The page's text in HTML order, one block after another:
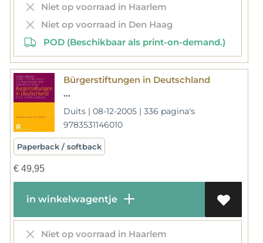
Niet op voorraad in Haarlem
Niet op voorraad in Den Haag
POD (Beschikbaar als print-on-demand.)
Bürgerstiftungen in Deutschland
...
Duits | 08-12-2005 | 336 pagina's
9783531146010
Paperback / softback
€49,95
in winkelwagentje
Niet op voorraad in Haarlem